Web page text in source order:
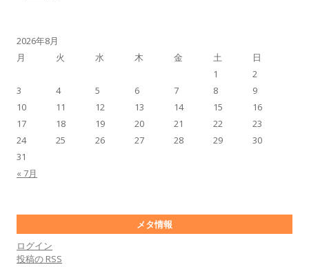
2026年8月
月
火 水 木 金 土 日
« 7月
1
2
3
4 5 6 7 8
9
10
11 12 13 14 15
16
17
18 19 20 21 22
23
24
25 26 27 28 29
30
31
メタ情報
ログイン
投稿の RSS